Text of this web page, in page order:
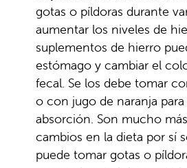
gotas o píldoras durante
aumentar los niveles de
suplementos de hierro
estómago y cambiar el
fecal. Se los debe tomar
o con jugo de naranja
absorción. Son mucho
cambios en la dieta por sí
puede tomar gotas o